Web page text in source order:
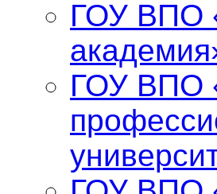
ГОУ ВПО
ГОУ ВПО